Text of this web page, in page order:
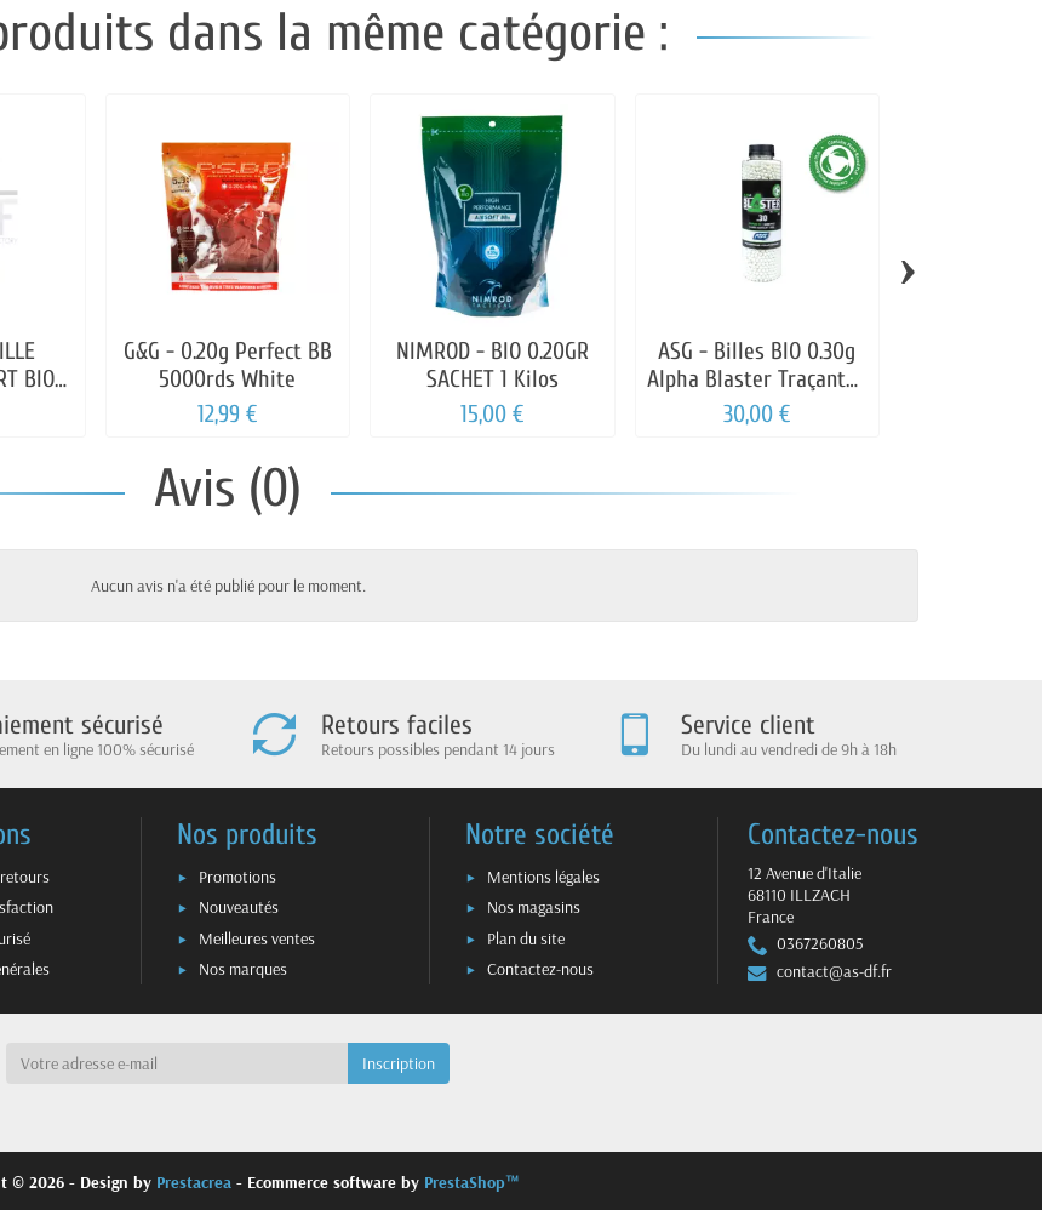
dans la même catégorie :
BIO
G&G - 0.20g Perfect BB
5000rds White
12,99 €
NIMROD - BIO 0.20GR
SACHET 1 Kilos
15,00 €
ASG - Billes BIO 0.30g
Alpha Blaster Traçantes
Vertes
30,00 €
›
Avis (0)
Aucun avis n'a été publié pour le moment.
sécurisé
en ligne 100% sécurisé
Retours faciles
Retours possibles pendant 14 jours
Service client
Du lundi au vendredi de 9h à 18h
Nos produits
Promotions
Nouveautés
Meilleures ventes
Nos marques
Notre société
Mentions légales
Nos magasins
Plan du site
Contactez-nous
Contactez-nous
12 Avenue d'Italie
68110 ILLZACH
France
0367260805
contact@as-df.fr
© 2026 - Design by Prestacrea - Ecommerce software by PrestaShop™